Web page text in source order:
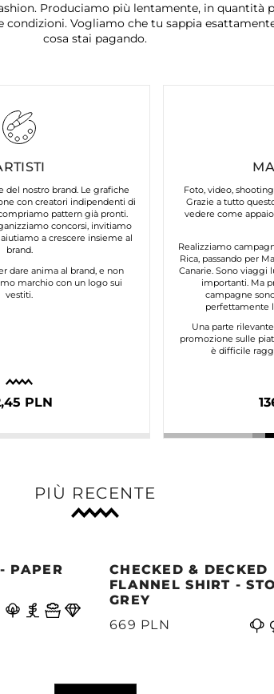
Produciamo più lentamente, in quantità
condizioni. Vogliamo che tu sappia
cosa stai pagando.
del nostro brand. Le grafiche
con creatori indipendenti di
pattern già pronti.
concorsi, invitiamo
a crescere insieme al
brand.
dare anima al brand, e non
marchio con un logo sui
vestiti.
PLN
Foto, video,
Grazie a tutto
vedere come
Realizziamo
Rica, passando per
Canarie. Sono viaggi
importanti. Ma
campagne
perfettamente
Una parte
promozione sulle
è difficile
PIÙ RECENTE
PAPER
CHECKED & DECKED
FLANNEL SHIRT -
GREY
669 PLN